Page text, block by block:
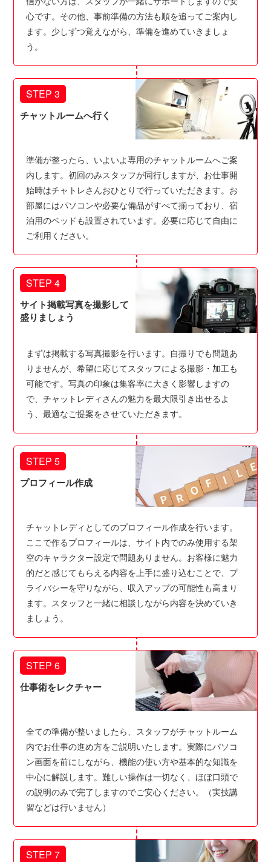
心です。その他、事前準備の方法も順を追ってご案内し
ます。少しずつ覚えながら、準備を進めていきましょ
う。
STEP 3
チャットルームへ行く
準備が整ったら、いよいよ専用のチャットルームへご案
内します。初回のみスタッフが同行しますが、お仕事開
始時はチャトレさんおひとりで行っていただきます。お
部屋にはパソコンや必要な備品がすべて揃っており、宿
泊用のベッドも設置されています。必要に応じて自由に
ご利用ください。
STEP 4
サイト掲載写真を撮影して
盛りましょう
まずは掲載する写真撮影を行います。自撮りでも問題あ
りませんが、希望に応じてスタッフによる撮影・加工も
可能です。写真の印象は集客率に大きく影響しますの
で、チャットレディさんの魅力を最大限引き出せるよ
う、最適なご提案をさせていただきます。
STEP 5
プロフィール作成
チャットレディとしてのプロフィール作成を行います。
ここで作るプロフィールは、サイト内でのみ使用する架
空のキャラクター設定で問題ありません。お客様に魅力
的だと感じてもらえる内容を上手に盛り込むことで、プ
ライバシーを守りながら、収入アップの可能性も高まり
ます。スタッフと一緒に相談しながら内容を決めていき
ましょう。
STEP 6
仕事術をレクチャー
全ての準備が整いましたら、スタッフがチャットルーム
内でお仕事の進め方をご説明いたします。実際にパソコ
ン画面を前にしながら、機能の使い方や基本的な知識を
中心に解説します。難しい操作は一切なく、ほぼ口頭で
の説明のみで完了しますのでご安心ください。（実技講
習などは行いません）
STEP 7